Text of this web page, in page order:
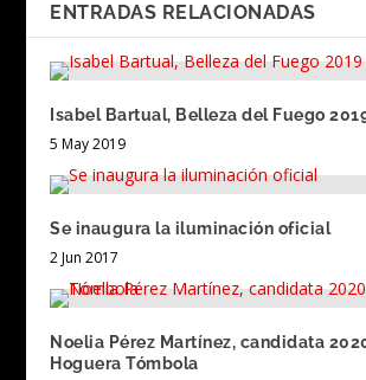
ENTRADAS RELACIONADAS
Isabel Bartual, Belleza del Fuego
5 May 2019
Se inaugura la iluminación oficial
2 Jun 2017
Noelia Pérez Martínez, candidata
Hoguera Tómbola